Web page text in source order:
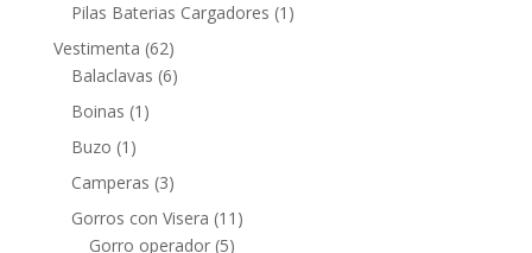
Pilas Baterias Cargadores (1)
Vestimenta (62)
Balaclavas (6)
Boinas (1)
Buzo (1)
Camperas (3)
Gorros con Visera (11)
Gorro operador (5)